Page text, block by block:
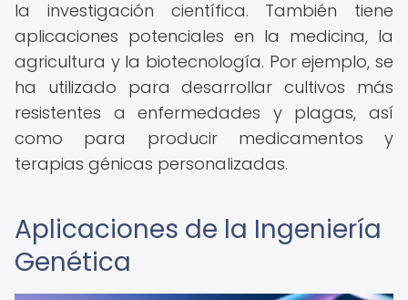
la investigación científica. También tiene
aplicaciones potenciales en la medicina, la
agricultura y la biotecnología. Por ejemplo, se
ha utilizado para desarrollar cultivos más
resistentes a enfermedades y plagas, así
como para producir medicamentos y
terapias génicas personalizadas.
Aplicaciones de la Ingeniería
Genética